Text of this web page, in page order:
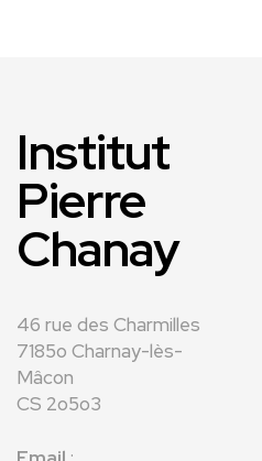
Institut
Pierre
Chanay
46 rue des Charmilles
7185o Charnay-lès-
Mâcon
CS 2o5o3